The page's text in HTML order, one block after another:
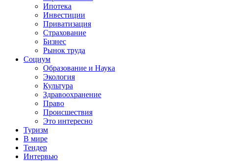
Ипотека
Инвестиции
Приватизация
Страхование
Бизнес
Рынок труда
Социум
Образование и Наука
Экология
Культура
Здравоохранение
Право
Происшествия
Это интересно
Туризм
В мире
Тендер
Интервью